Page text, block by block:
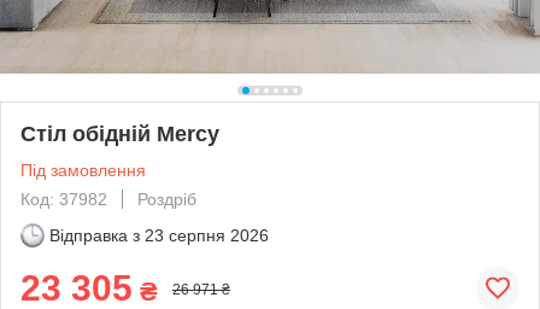
Стіл обідній Mercy
Під замовлення
Код: 37982
Роздріб
Відправка з 23 серпня 2026
23 305 ₴ 26 971 ₴